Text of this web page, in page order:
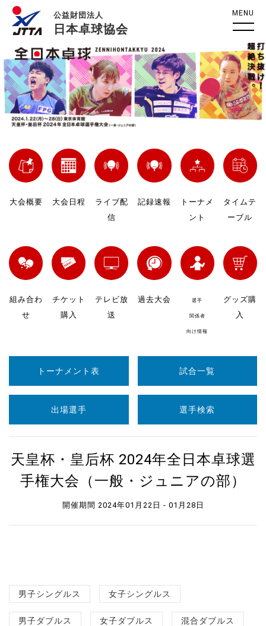
公益財団法人
日本卓球協会
MENU
大会概要 大会日程
ライブ配
信
記録速報
トーナメ
ント
タイムテ
ーブル
組み合わ
せ
チケット
購入
テレビ放
送
過去大会 選手
関係者
向け情報
グッズ購
入
トーナメント表 試合一覧
出場選手 選手検索
天皇杯・皇后杯 2024年全日本卓球選
手権大会（一般・ジュニアの部）
開催期間 2024年01月22日 - 01月28日
男子シングルス 女子シングルス
男子ダブルス 女子ダブルス 混合ダブルス